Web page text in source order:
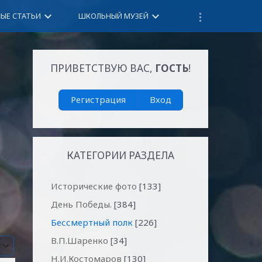
СТАТЬИ keyboard_arrow_down ШКОЛЬНЫЙ МУЗЕЙ keyboard_arrow_down
ПРИВЕТСТВУЮ ВАС, ГОСТЬ!
Регистрация Вход
КАТЕГОРИИ РАЗДЕЛА
Исторические фото [133]
День Победы. [384]
Бессмертный полк [226]
В.П.Шаренко [34]
Н.И.Костомаров [130]